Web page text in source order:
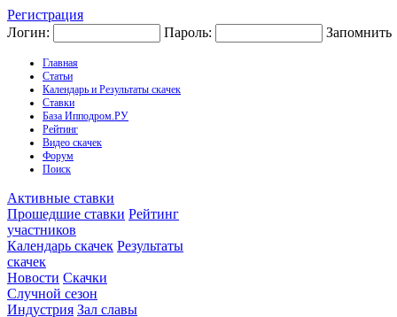
Регистрация
Логин:
Пароль: Запомнить
Главная
Статьи
Календарь и Результаты скачек
Ставки
База Ипподром.РУ
Рейтинг
Видео скачек
Форум
Поиск
Активные ставки
Прошедшие ставки Рейтинг
участников
Календарь скачек Результаты
скачек
Новости Скачки
Случной сезон
Индустрия Зал славы